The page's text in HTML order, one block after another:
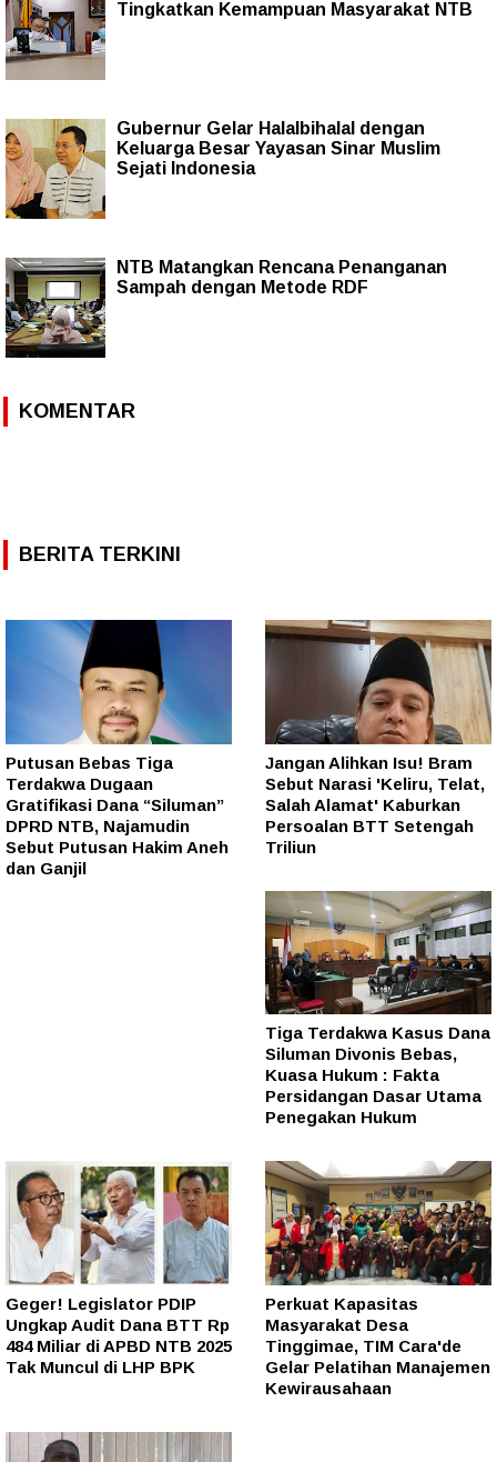
Tingkatkan Kemampuan Masyarakat NTB
Gubernur Gelar Halalbihalal dengan
Keluarga Besar Yayasan Sinar Muslim
Sejati Indonesia
NTB Matangkan Rencana Penanganan
Sampah dengan Metode RDF
KOMENTAR
BERITA TERKINI
Putusan Bebas Tiga
Terdakwa Dugaan
Gratifikasi Dana “Siluman”
DPRD NTB, Najamudin
Sebut Putusan Hakim Aneh
dan Ganjil
Jangan Alihkan Isu! Bram
Sebut Narasi 'Keliru, Telat,
Salah Alamat' Kaburkan
Persoalan BTT Setengah
Triliun
Tiga Terdakwa Kasus Dana
Siluman Divonis Bebas,
Kuasa Hukum : Fakta
Persidangan Dasar Utama
Penegakan Hukum
Geger! Legislator PDIP
Ungkap Audit Dana BTT Rp
484 Miliar di APBD NTB 2025
Tak Muncul di LHP BPK
Perkuat Kapasitas
Masyarakat Desa
Tinggimae, TIM Cara'de
Gelar Pelatihan Manajemen
Kewirausahaan